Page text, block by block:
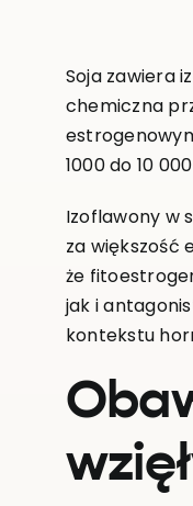
Soja zawiera
chemiczna
1000 do 10
Izoflawony w
za większość
że
jak i
kontekstu